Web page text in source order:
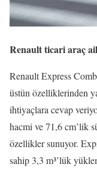
Renault ticari araç
Renault Express
üstün özelliklerinden
ihtiyaçlara cevap
hacmi ve 71,6 cm’lik
özellikler sunuyor.
sahip 3,3 m³’lük